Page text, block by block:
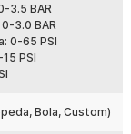
C. Desain
praktis
atau
sehingga mudah
3.5 BAR
3.0 BAR
0-65 PSI
PSI
Bola, Custom)